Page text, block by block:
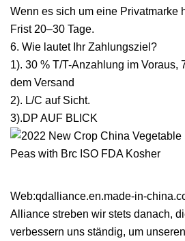
Wenn es sich um eine Privatmarke
Frist 20–30 Tage.
6. Wie lautet Ihr Zahlungsziel?
1). 30 % T/T-Anzahlung im Voraus,
dem Versand
2). L/C auf Sicht.
3).DP AUF BLICK
Web:qdalliance.en.made-in-
Alliance streben wir stets danach,
verbessern uns ständig, um